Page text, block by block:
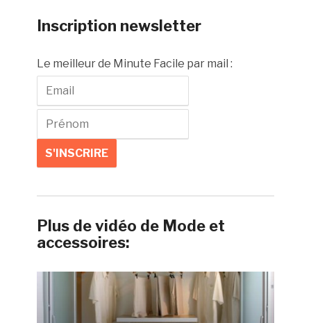
Inscription newsletter
Le meilleur de Minute Facile par mail :
Plus de vidéo de Mode et
accessoires: